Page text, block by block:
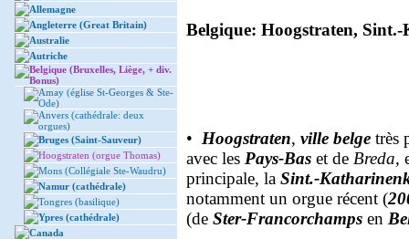
Allemagne
Angleterre (Great Britain)
Australie
Autriche
Belgique (Bruxelles, Liège, + div.
Bonus)
Amay (église St-Georges & Ste-
Ode)
Anvers (cathédrale: deux
orgues)
Bruges (Saint-Sauveur)
Hoogstraten (orgue Thomas)
Mons (Collégiale Ste-Waudru)
Namur (cathédrale)
Tongres (basilique)
Ypres (cathédrale)
Canada
Belgique: Hoogstraten,
• Hoogstraten, ville belge très
avec les Pays-Bas et de Breda,
principale, la Sint.-
notamment un orgue récent (
(de Ster-Francorchamps en